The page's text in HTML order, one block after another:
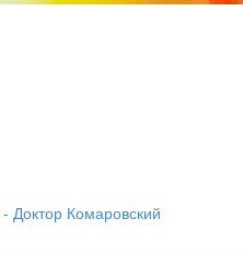
Доктор Комаровский